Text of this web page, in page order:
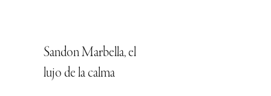
Sandon Marbella, el
lujo de la calma